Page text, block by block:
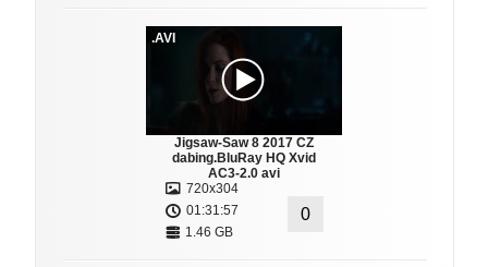
.AVI
Jigsaw-Saw 8 2017 CZ
dabing.BluRay HQ Xvid
AC3-2.0 avi
720x304
01:31:57
1.46 GB
0